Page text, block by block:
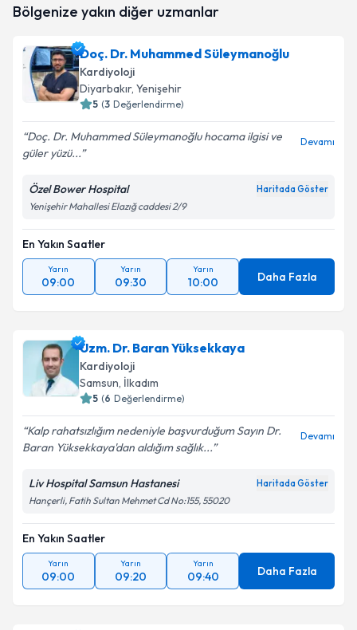
oluşturun. Size bu uzmandan randevu almanız için bir
E-posta Adresiniz
Kişisel verilerimin işlenmesine ilişkinAydınlatma
Metni
Bölgenize yakın diğer uzmanlar
Doç. Dr. Muhammed Süleymanoğlu
Kardiyoloji
Diyarbakır, Yenişehir
5 (3 Değerlendirme)
Doç. Dr. Muhammed Süleymanoğlu hocama ilgisi ve
güler yüzü...
Devamı
Özel Bower Hospital Haritada Göster
Yenişehir Mahallesi Elazığ caddesi 2/9
En Yakın Saatler
Yarın
09:00
Yarın
09:30
Yarın
10:00 Daha Fazla
Uzm. Dr. Baran Yüksekkaya
Kardiyoloji
Samsun, İlkadım
5 (6 Değerlendirme)
Kalp rahatsızlığım nedeniyle başvurduğum Sayın Dr.
Baran Yüksekkaya'dan aldığım sağlık...
Devamı
Liv Hospital Samsun Hastanesi Haritada Göster
Hançerli, Fatih Sultan Mehmet Cd No:155, 55020
En Yakın Saatler
Yarın
09:00
Yarın
09:20
Yarın
09:40 Daha Fazla